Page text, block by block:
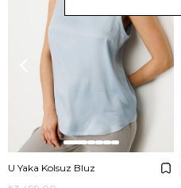
U Yaka Kolsuz Bluz